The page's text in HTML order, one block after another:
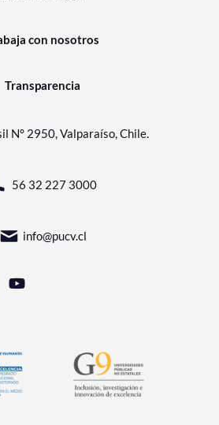
con nosotros
Transparencia
N° 2950, Valparaíso, Chile.
56 32 227 3000
info@pucv.cl